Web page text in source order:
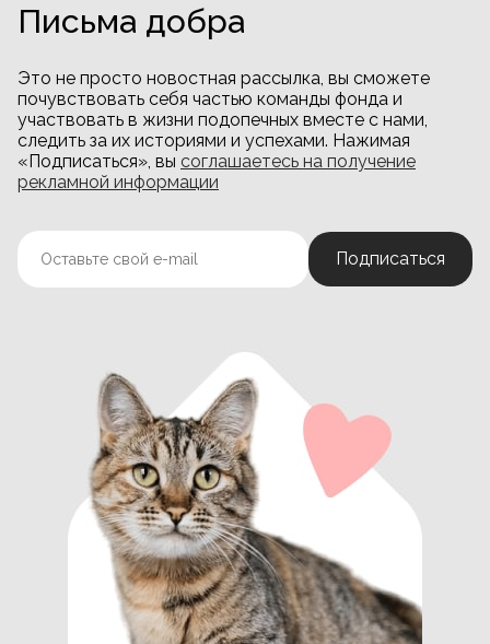
Письма добра
Это не просто новостная рассылка, вы сможете
почувствовать себя частью команды фонда и
участвовать в жизни подопечных вместе с нами,
следить за их историями и успехами. Нажимая
«Подписаться», вы соглашаетесь на получение
рекламной информации